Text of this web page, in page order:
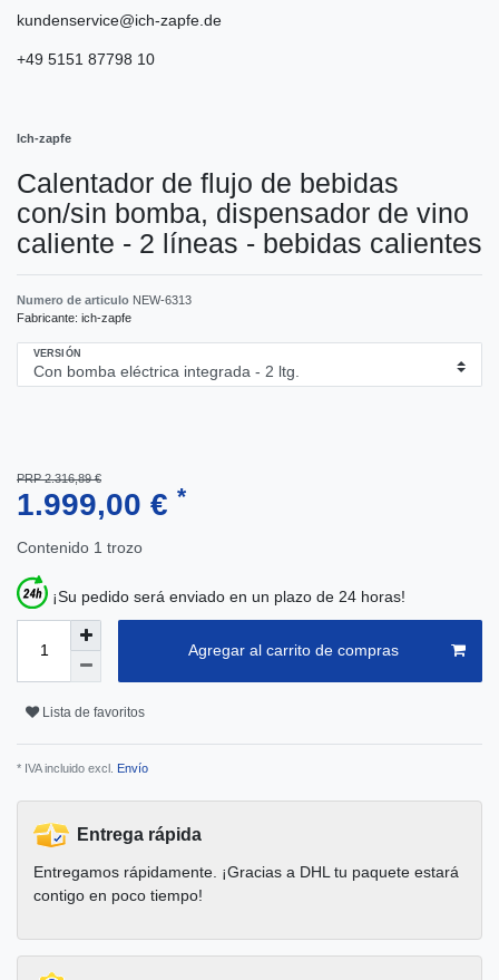
kundenservice@ich-zapfe.de
+49 5151 87798 10
Ich-zapfe
Calentador de flujo de bebidas
con/sin bomba, dispensador de vino
caliente - 2 líneas - bebidas calientes
Numero de articulo NEW-6313
Fabricante: ich-zapfe
VERSIÓN
PRP 2.316,89 €
1.999,00 € *
Contenido 1 trozo
¡Su pedido será enviado en un plazo de 24 horas!
Agregar al carrito de compras
Lista de favoritos
* IVA incluido excl. Envío
Entrega rápida
Entregamos rápidamente. ¡Gracias a DHL tu paquete estará
contigo en poco tiempo!